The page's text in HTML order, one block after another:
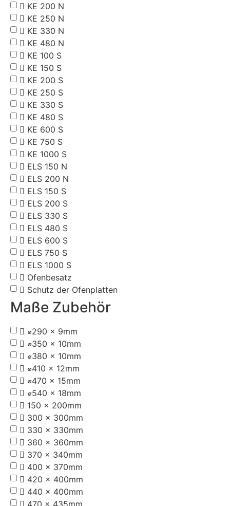
KE 200 N
KE 250 N
KE 330 N
KE 480 N
KE 100 S
KE 150 S
KE 200 S
KE 250 S
KE 330 S
KE 480 S
KE 600 S
KE 750 S
KE 1000 S
ELS 150 N
ELS 200 N
ELS 150 S
ELS 200 S
ELS 330 S
ELS 480 S
ELS 600 S
ELS 750 S
ELS 1000 S
Ofenbesatz
Schutz der Ofenplatten
Maße Zubehör
⌀290 x 9mm
⌀350 x 10mm
⌀380 x 10mm
⌀410 x 12mm
⌀470 x 15mm
⌀540 x 18mm
150 x 200mm
300 x 300mm
330 x 330mm
360 x 360mm
370 x 340mm
400 x 370mm
420 x 400mm
440 x 400mm
470 x 435mm